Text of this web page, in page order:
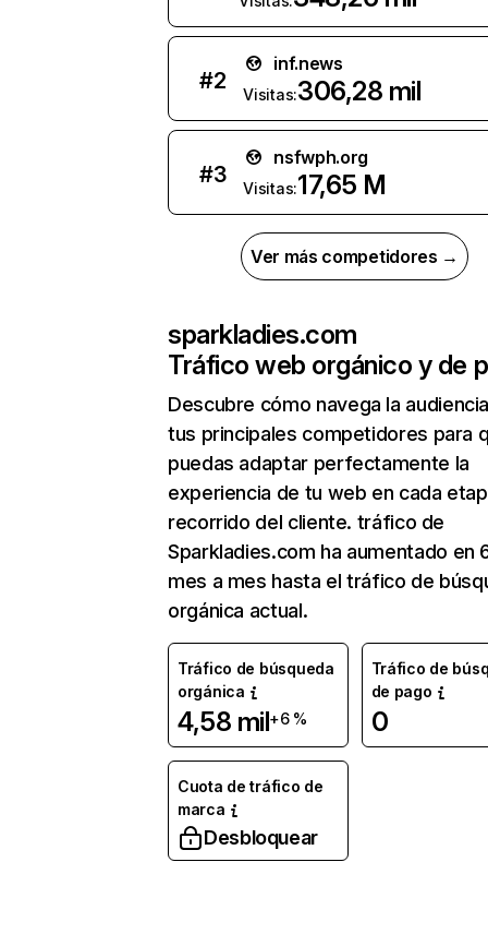
#2
inf.news
Visitas:306,28 mil
#3
nsfwph.org
Visitas:17,65 M
Ver más competidores →
sparkladies.com
Tráfico web orgánico y de
Descubre cómo navega la
tus principales competidores para
puedas adaptar perfectamente la
experiencia de tu web en cada
recorrido del cliente. tráfico de
Sparkladies.com ha aumentado en
mes a mes hasta el tráfico de
orgánica actual.
Tráfico de búsqueda
orgánica
4,58 mil+6 %
Tráfico de
de pago
0
Cuota de tráfico de
marca
Desbloquear